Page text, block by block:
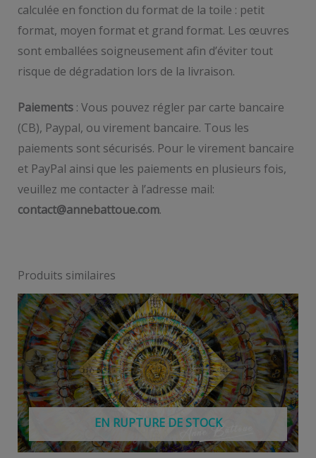
calculée en fonction du format de la toile : petit
format, moyen format et grand format. Les œuvres
sont emballées soigneusement afin d’éviter tout
risque de dégradation lors de la livraison.
Paiements: Vous pouvez régler par carte bancaire
(CB), Paypal, ou virement bancaire. Tous les
paiements sont sécurisés. Pour le virement bancaire
et PayPal ainsi que les paiements en plusieurs fois,
veuillez me contacter à l’adresse mail:
contact@annebattoue.com.
Produits similaires
EN RUPTURE DE STOCK